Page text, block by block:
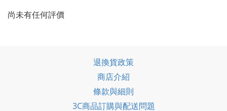
尚未有任何評價
退換貨政策
商店介紹
條款與細則
3C商品訂購與配送問題